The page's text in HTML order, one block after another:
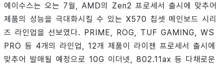
에이수스는 오는 7월, AMD의 Zen2 프로세서 출시에 맞추어
제품의 성능을 극대화시킬 수 있는 X570 칩셋 메인보드 시리
즈 라인업을 선보였다. PRIME, ROG, TUF GAMING, WS
PRO 등 4개의 라인업, 12개 제품이 라이젠 프로세서 출시에
맞추어 발매될 예정으로 10G 이더넷, 802.11ax 등 다채로운